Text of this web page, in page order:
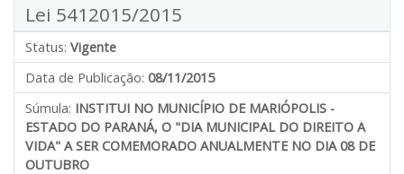
Lei 5412015/2015
Status: Vigente
Data de Publicação: 08/11/2015
Súmula: INSTITUI NO MUNICÍPIO DE MARIÓPOLIS -
ESTADO DO PARANÁ, O "DIA MUNICIPAL DO DIREITO A
VIDA" A SER COMEMORADO ANUALMENTE NO DIA 08 DE
OUTUBRO